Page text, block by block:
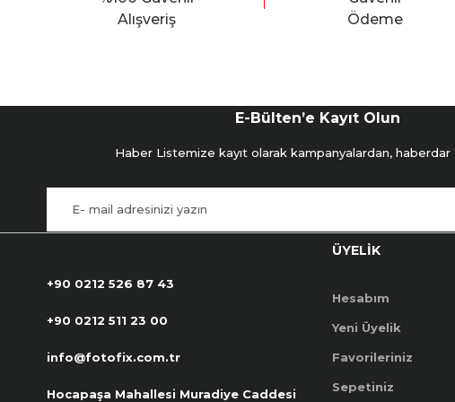
Alışveriş
Ödeme
E-Bülten’e Kayıt Olun
Haber Listemize kayıt olarak kampanyalardan, haberdar
+90 0212 526 87 43
+90 0212 511 23 00
info@fotofix.com.tr
Hocapaşa Mahallesi Muradiye Caddesi
ÜYELİK
Hesabım
Yeni Üyelik
Favorileriniz
Sepetiniz